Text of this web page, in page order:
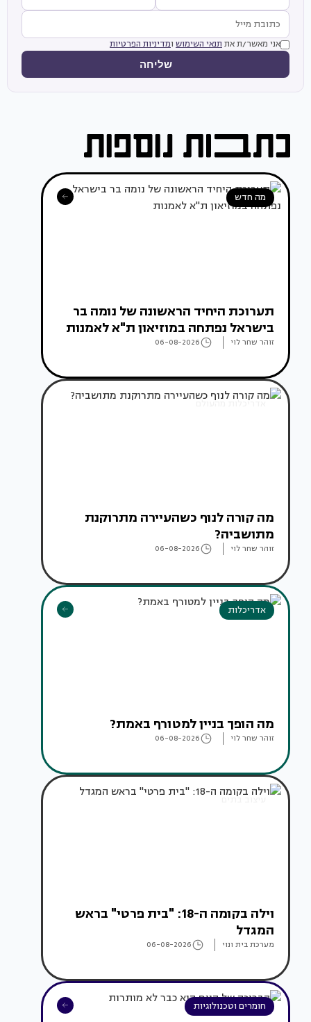
אני מאשר/ת את תנאי השימוש ומדיניות הפרטיות
שליחה
מה חדש
תערוכת היחיד הראשונה של נומה בר
בישראל נפתחה במוזיאון ת"א לאמנות
זוהר שחר לוי 06-08-2026
אדריכלות מהעולם
מה קורה לנוף כשהעיירה מתרוקנת
מתושביה?
זוהר שחר לוי 06-08-2026
אדריכלות
מה הופך בניין למטורף באמת?
זוהר שחר לוי 06-08-2026
עיצוב בתים
וילה בקומה ה-18: "בית פרטי" בראש
המגדל
מערכת בית ונוי 06-08-2026
חומרים וטכנולוגיות